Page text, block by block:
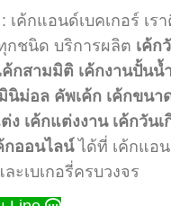
: เค้กแอนด์เบคเกอร์ เร
กชนิด บริการผลิต เค้ก
ค้กสามมิติ เค้กงานปั้นน้
นิม่อล คัพเค้ก เค้กขนา
ง เค้กแต่งงาน เค้กวันเ
กออนไลน์ได้ที่ เค้กแอน
ะเบเกอรี่ครบวงจร